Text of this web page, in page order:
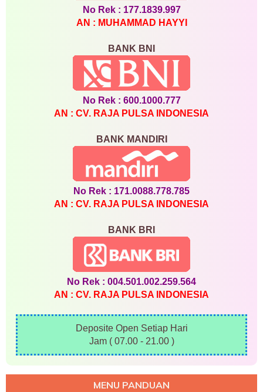
No Rek : 177.1839.997
AN : MUHAMMAD HAYYI
BANK BNI
No Rek : 600.1000.777
AN : CV. RAJA PULSA INDONESIA
BANK MANDIRI
No Rek : 171.0088.778.785
AN : CV. RAJA PULSA INDONESIA
BANK BRI
No Rek : 004.501.002.259.564
AN : CV. RAJA PULSA INDONESIA
Deposite Open Setiap Hari
Jam ( 07.00 - 21.00 )
MENU PANDUAN